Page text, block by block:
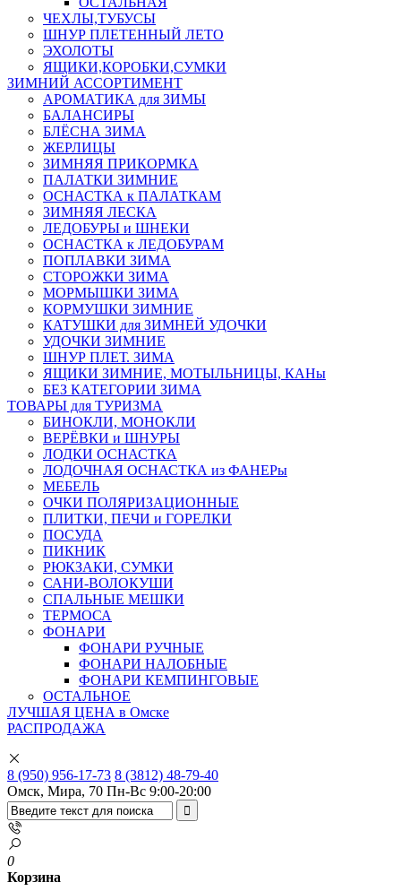
ЧЕХЛЫ,ТУБУСЫ
ШНУР ПЛЕТЕННЫЙ ЛЕТО
ЭХОЛОТЫ
ЯЩИКИ,КОРОБКИ,СУМКИ
ЗИМНИЙ АССОРТИМЕНТ
АРОМАТИКА для ЗИМЫ
БАЛАНСИРЫ
БЛЁСНА ЗИМА
ЖЕРЛИЦЫ
ЗИМНЯЯ ПРИКОРМКА
ПАЛАТКИ ЗИМНИЕ
ОСНАСТКА к ПАЛАТКАМ
ЗИМНЯЯ ЛЕСКА
ЛЕДОБУРЫ и ШНЕКИ
ОСНАСТКА к ЛЕДОБУРАМ
ПОПЛАВКИ ЗИМА
СТОРОЖКИ ЗИМА
МОРМЫШКИ ЗИМА
КОРМУШКИ ЗИМНИЕ
КАТУШКИ для ЗИМНЕЙ УДОЧКИ
УДОЧКИ ЗИМНИЕ
ШНУР ПЛЕТ. ЗИМА
ЯЩИКИ ЗИМНИЕ, МОТЫЛЬНИЦЫ, КАНы
БЕЗ КАТЕГОРИИ ЗИМА
ТОВАРЫ для ТУРИЗМА
БИНОКЛИ, МОНОКЛИ
ВЕРЁВКИ и ШНУРЫ
ЛОДКИ ОСНАСТКА
ЛОДОЧНАЯ ОСНАСТКА из ФАНЕРы
МЕБЕЛЬ
ОЧКИ ПОЛЯРИЗАЦИОННЫЕ
ПЛИТКИ, ПЕЧИ и ГОРЕЛКИ
ПОСУДА
ПИКНИК
РЮКЗАКИ, СУМКИ
САНИ-ВОЛОКУШИ
СПАЛЬНЫЕ МЕШКИ
ТЕРМОСА
ФОНАРИ
ФОНАРИ РУЧНЫЕ
ФОНАРИ НАЛОБНЫЕ
ФОНАРИ КЕМПИНГОВЫЕ
ОСТАЛЬНОЕ
ЛУЧШАЯ ЦЕНА в Омске
РАСПРОДАЖА
8 (950) 956-17-73 8 (3812) 48-79-40
Омск, Мира, 70 Пн-Вс 9:00-20:00
0
Корзина